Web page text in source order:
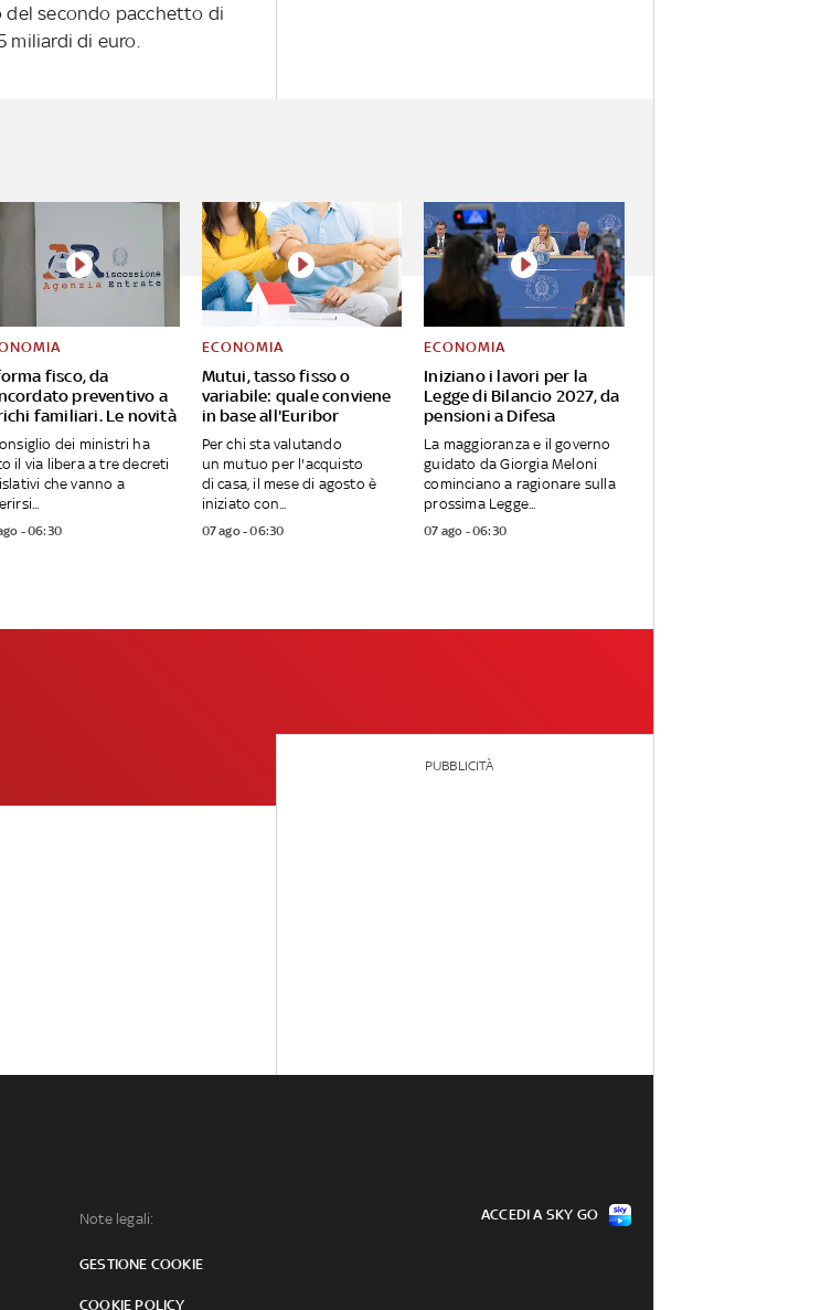
secondo pacchetto di
miliardi di euro.
fisco, da
preventivo a
familiari. Le novità
dei ministri ha
il via libera a tre decreti
che vanno a
- 06:30
Mutui, tasso fisso o
variabile: quale conviene
in base all'Euribor
ECONOMIA
Per chi sta valutando
un mutuo per l'acquisto
di casa, il mese di agosto è
iniziato con...
07 ago - 06:30
Iniziano i lavori per la
Legge di Bilancio 2027, da
pensioni a Difesa
ECONOMIA
La maggioranza e il governo
guidato da Giorgia Meloni
cominciano a ragionare sulla
prossima Legge...
07 ago - 06:30
PUBBLICITÀ
Note legali:
GESTIONE COOKIE
COOKIE POLICY
ACCEDI A SKY GO